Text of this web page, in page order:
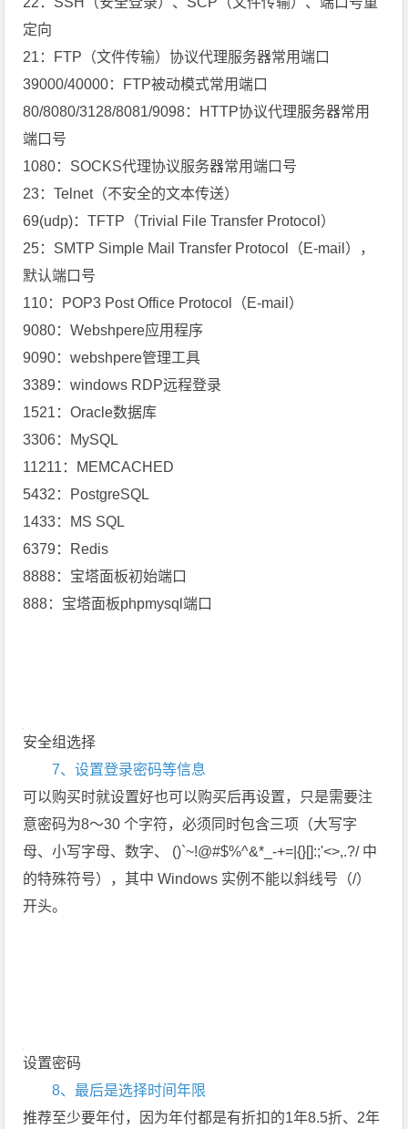
定向
21：FTP（文件传输）协议代理服务器常用端口
39000/40000：FTP被动模式常用端口
80/8080/3128/8081/9098：HTTP协议代理服务器常用
端口号
1080：SOCKS代理协议服务器常用端口号
23：Telnet（不安全的文本传送）
69(udp)：TFTP（Trivial File Transfer Protocol）
25：SMTP Simple Mail Transfer Protocol（E-mail），
默认端口号
110：POP3 Post Office Protocol（E-mail）
9080：Webshpere应用程序
9090：webshpere管理工具
3389：windows RDP远程登录
1521：Oracle数据库
3306：MySQL
11211：MEMCACHED
5432：PostgreSQL
1433：MS SQL
6379：Redis
8888：宝塔面板初始端口
888：宝塔面板phpmysql端口
安全组选择
7、设置登录密码等信息
可以购买时就设置好也可以购买后再设置，只是需要注
意密码为8～30 个字符，必须同时包含三项（大写字
母、小写字母、数字、 ()`~!@#$%^&*_-+=|{}[]:;'<>,.?/ 中
的特殊符号），其中 Windows 实例不能以斜线号（/）
开头。
设置密码
8、最后是选择时间年限
推荐至少要年付，因为年付都是有折扣的1年8.5折、2年